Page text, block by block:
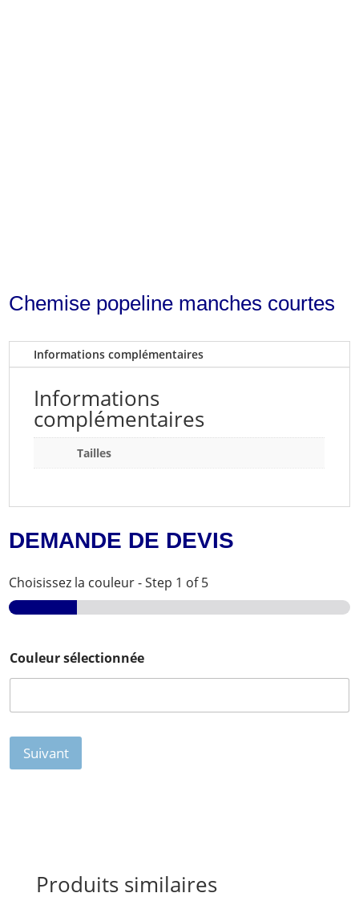
Chemise popeline manches courtes
Informations complémentaires
Informations
complémentaires
Tailles
DEMANDE DE DEVIS
Choisissez la couleur-Step 1 of 5
Couleur sélectionnée
Suivant
Produits similaires